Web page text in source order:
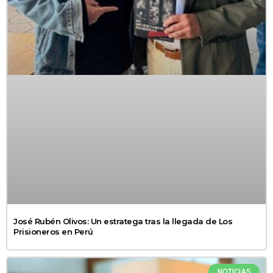
José Rubén Olivos: Un estratega tras la llegada de Los
Prisioneros en Perú